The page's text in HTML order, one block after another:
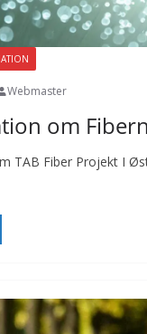
Webmaster
om
TAB Fiber Projekt I